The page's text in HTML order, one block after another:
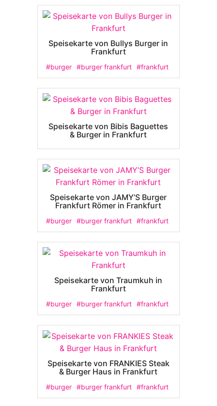
Speisekarte von Bullys Burger in
Frankfurt
#burger #burger frankfurt #frankfurt
Speisekarte von Bibis Baguettes
& Burger in Frankfurt
Speisekarte von JAMY’S Burger
Frankfurt Römer in Frankfurt
#burger #burger frankfurt #frankfurt
Speisekarte von Traumkuh in
Frankfurt
#burger #burger frankfurt #frankfurt
Speisekarte von FRANKIES Steak
& Burger Haus in Frankfurt
#burger #burger frankfurt #frankfurt